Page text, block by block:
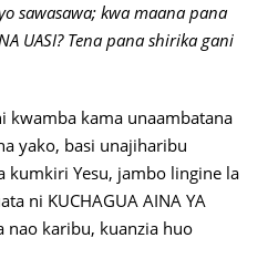
sawasawa; kwa maana pana
UASI? Tena pana shirika gani
kwamba kama unaambatana
yako, basi unajiharibu
kumkiri Yesu, jambo lingine la
ni KUCHAGUA AINA YA
nao karibu, kuanzia huo